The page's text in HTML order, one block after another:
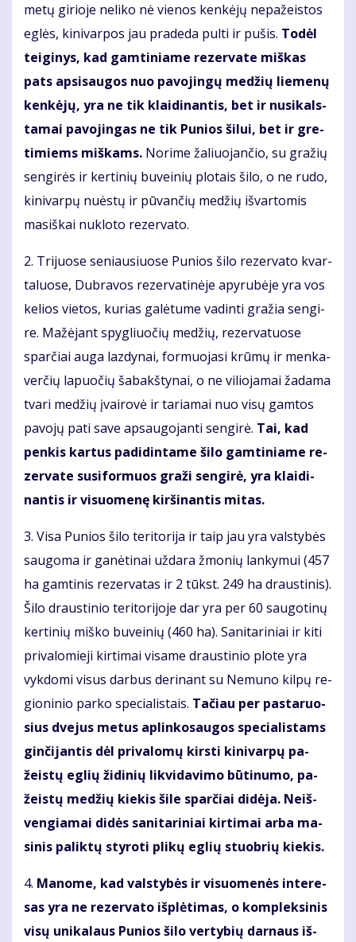
me­tų gi­rio­je ne­li­ko nė vie­nos ken­kė­jų ne­pa­žeis­tos
eg­lės, ki­ni­var­pos jau pra­de­da pul­ti ir pu­šis. To­dėl
tei­gi­nys, kad gam­ti­nia­me re­zer­va­te miš­kas
pats ap­si­sau­gos nuo pa­vo­jin­gų me­džių lie­me­nų
ken­kė­jų, yra ne tik klai­di­nan­tis, bet ir nu­si­kals­
ta­mai pa­vo­jin­gas ne tik Pu­nios ši­lui, bet ir gre­
ti­miems miš­kams. No­ri­me ža­liuo­jančio, su gra­žių
sen­gi­rės ir ker­ti­nių bu­vei­nių plo­tais ši­lo, o ne ru­do,
ki­ni­var­pų nu­ės­tų ir pū­vančių me­džių iš­var­to­mis
ma­siš­kai nu­klo­to re­zer­va­to.
2. Tri­juo­se se­niau­siuo­se Pu­nios ši­lo re­zer­va­to kvar­
ta­luo­se, Dub­ra­vos re­zer­va­ti­nė­je apy­ru­bė­je yra vos
ke­lios vie­tos, ku­rias ga­lė­tu­me va­din­ti gra­žia sen­gi­
re. Ma­žė­jant spyg­liuočių me­džių, re­zer­va­tuo­se
sparčiai au­ga laz­dy­nai, for­muo­ja­si krū­mų ir men­ka­
verčių la­puočių ša­bakš­ty­nai, o ne vi­lio­ja­mai ža­da­ma
tva­ri me­džių įvai­ro­vė ir ta­ria­mai nuo vi­sų gam­tos
pa­vo­jų pa­ti sa­ve ap­sau­go­jan­ti sen­gi­rė. Tai, kad
pen­kis kar­tus pa­di­din­ta­me ši­lo gam­ti­nia­me re­
zer­va­te su­si­for­muos gra­ži sen­gi­rė, yra klai­di­
nan­tis ir vi­suo­me­nę kir­ši­nan­tis mi­tas.
3. Vi­sa Pu­nios ši­lo te­ri­to­ri­ja ir taip jau yra vals­ty­bės
sau­go­ma ir ga­nė­ti­nai už­da­ra žmo­nių lan­ky­mui (457
ha gam­ti­nis re­zer­va­tas ir 2 tūkst. 249 ha draus­ti­nis).
Ši­lo draus­ti­nio te­ri­to­ri­jo­je dar yra per 60 sau­go­ti­nų
ker­ti­nių miš­ko bu­vei­nių (460 ha). Sa­ni­ta­ri­niai ir ki­ti
pri­va­lo­mie­ji kir­ti­mai vi­sa­me draus­ti­nio plo­te yra
vyk­do­mi vi­sus dar­bus de­ri­nant su Ne­mu­no kil­pų re­
gio­ni­nio par­ko spe­cia­lis­tais. Tačiau per pas­ta­ruo­
sius dve­jus me­tus ap­lin­ko­sau­gos spe­cia­lis­tams
ginčijan­tis dėl pri­va­lo­mų kirs­ti ki­ni­var­pų pa­
žeis­tų eg­lių ži­di­nių lik­vi­da­vi­mo bū­ti­nu­mo, pa­
žeis­tų me­džių kie­kis ši­le sparčiai di­dė­ja. Ne­iš­
ven­gia­mai di­dės sa­ni­ta­ri­niai kir­ti­mai ar­ba ma­
si­nis pa­lik­tų sty­ro­ti pli­kų eg­lių stuob­rių kie­kis.
4. Ma­no­me, kad vals­ty­bės ir vi­suo­me­nės in­te­re­
sas yra ne re­zer­va­to iš­plė­ti­mas, o kom­plek­si­nis
vi­sų uni­ka­laus Pu­nios ši­lo ver­ty­bių dar­naus iš­